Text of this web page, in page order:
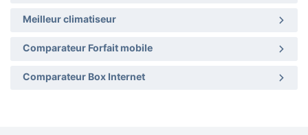
Meilleur climatiseur
Comparateur Forfait mobile
Comparateur Box Internet